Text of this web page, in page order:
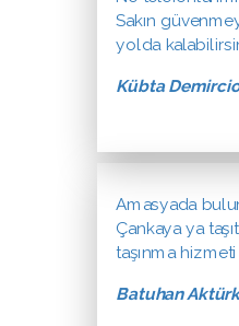
Sakın
yolda
Kübta
Amasyada
Çankaya ya
taşınma
Batuhan